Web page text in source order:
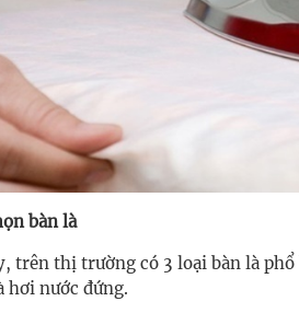
bàn là
trên thị trường có 3 loại bàn là
hơi nước đứng.